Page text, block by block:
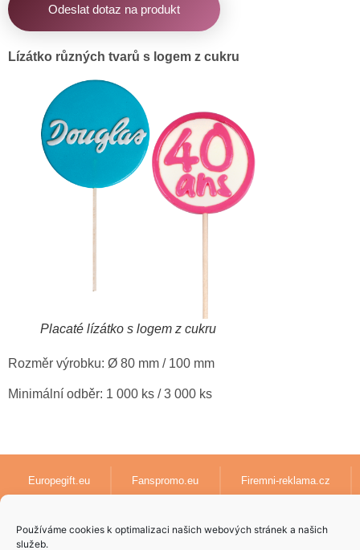
Používáme cookies k optimalizaci našich webových stránek a našich
služeb.
Odeslat dotaz na produkt
Lízátko různých tvarů s logem z cukru
Placaté lízátko s logem z cukru
Rozměr výrobku: Ø 80 mm / 100 mm
Minimální odběr: 1 000 ks / 3 000 ks
Europegift.eu Fanspromo.eu Firemni-reklama.cz